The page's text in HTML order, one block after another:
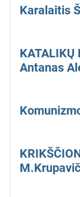
Karalaitis
KATALIKŲ
Antanas